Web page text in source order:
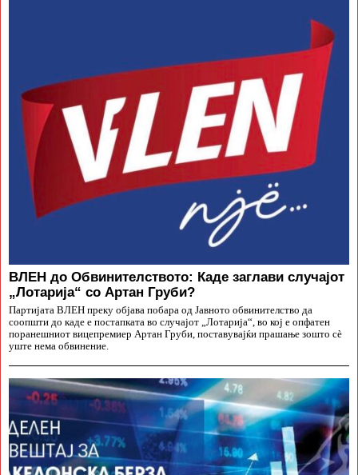
ВЛЕН до Обвинителството: Каде заглави случајот
„Лотарија“ со Артан Груби?
Партијата ВЛЕН преку објава побара од Јавното обвинителство да
соопшти до каде е постапката во случајот „Лотарија“, во кој е опфатен
поранешниот вицепремиер Артан Груби, поставувајќи прашање зошто сè
уште нема обвинение.